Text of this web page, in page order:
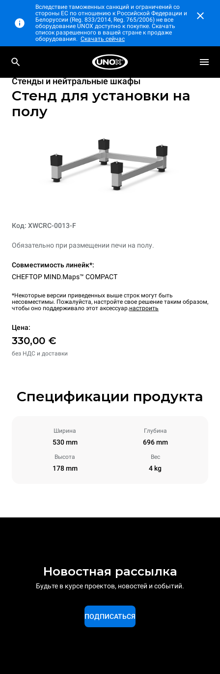
Вследствие таможенных санкций и ограничений со
стороны ЕС по отношению к Российской Федерации и
Белоруссии (Reg. 833/2014, Reg. 765/2006) не все
оборудование UNOX доступно к покупке. Скачать
список разрешенного в вашей стране к продаже
оборудования. Скачать сейчас
Стенды и нейтральные шкафы
Стенд для установки на
полу
Код: XWCRC-0013-F
Обязательно при размещении печи на полу.
Совместимость линейк*:
CHEFTOP MIND.Maps™ COMPACT
*Некоторые версии приведенных выше строк могут быть
несовместимы. Пожалуйста, настройте свое решение таким образом,
чтобы оно поддерживало этот аксессуар.настроить
Цена:
330,00 €
без НДС и доставки
Спецификации продукта
Ширина
530 mm
Глубина
696 mm
Высота
178 mm
Вес
4 kg
Новостная рассылка
Будьте в курсе проектов, новостей и событий.
ПОДПИСАТЬСЯ